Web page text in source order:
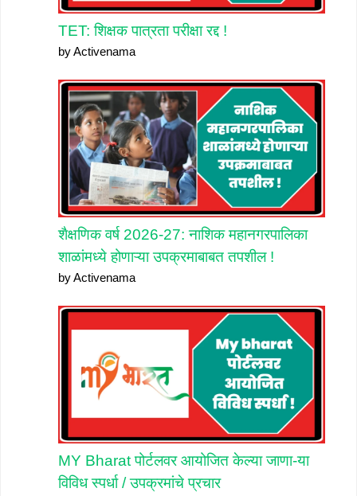
TET: शिक्षक पात्रता परीक्षा रद्द !
by Activenama
शैक्षणिक वर्ष 2026-27: नाशिक महानगरपालिका
शाळांमध्ये होणाऱ्या उपक्रमाबाबत तपशील !
by Activenama
MY Bharat पोर्टलवर आयोजित केल्या जाणा-या
विविध स्पर्धा / उपक्रमांचे प्रचार